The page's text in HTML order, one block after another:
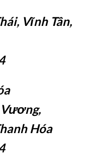
Vĩnh Tân,
Hóa